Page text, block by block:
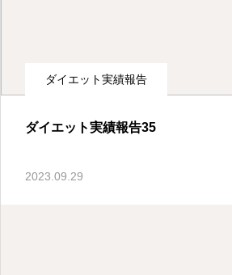
石井町の整体・ダイエット・リラクゼーション ダイエット実績報告
ダイエット実績報告35
2023.09.29